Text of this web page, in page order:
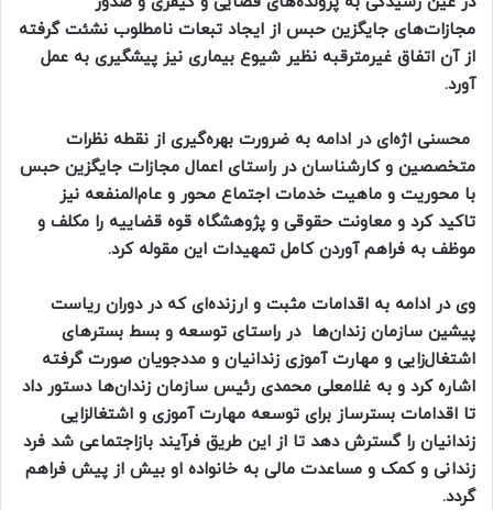
مجازات‌های جایگزین حبس از ایجاد تبعات نامطلوب نشئت گرفته
از آن اتفاق غیرمترقبه نظیر شیوع بیماری نیز پیشگیری به عمل
آورد.
محسنی اژه‌ای در ادامه به ضرورت بهره‌گیری از نقطه نظرات
متخصصین و کارشناسان در راستای اعمال مجازات جایگزین حبس
با محوریت و ماهیت خدمات اجتماع محور و عام‌المنفعه نیز
تاکید کرد و معاونت حقوقی و پژوهشگاه قوه قضاییه را مکلف و
موظف به فراهم آوردن کامل تمهیدات این مقوله کرد.
وی در ادامه به اقدامات مثبت و ارزنده‌ای که در دوران ریاست
پیشین سازمان زندان‌ها در راستای توسعه و بسط بسترهای
اشتغال‌زایی و مهارت آموزی زندانیان و مددجویان صورت گرفته
اشاره کرد و به غلامعلی محمدی رئیس سازمان زندان‌ها دستور داد
تا اقدامات بسترساز برای توسعه مهارت آموزی و اشتغالزایی
زندانیان را گسترش دهد تا از این طریق فرآیند بازاجتماعی شد فرد
زندانی و کمک و مساعدت مالی به خانواده او بیش از پیش فراهم
گردد.